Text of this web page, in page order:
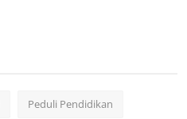
Peduli Pendidikan